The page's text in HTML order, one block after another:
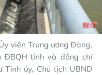
viên Trung ương Đảng,
ĐBQH tỉnh và đồng chí
Tỉnh ủy, Chủ tịch UBND